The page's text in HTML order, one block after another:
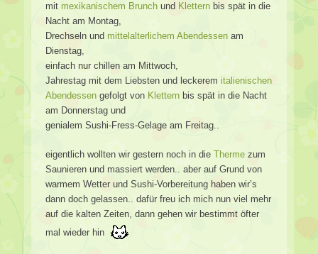
mit mexikanischem Brunch und Klettern bis spät in die
Nacht am Montag,
Drechseln und mittelalterlichem Abendessen am
Dienstag,
einfach nur chillen am Mittwoch,
Jahrestag mit dem Liebsten und leckerem italienischen
Abendessen gefolgt von Klettern bis spät in die Nacht
am Donnerstag und
genialem Sushi-Fress-Gelage am Freitag..
eigentlich wollten wir gestern noch in die Therme zum
Saunieren und massiert werden.. aber auf Grund von
warmem Wetter und Sushi-Vorbereitung haben wir’s
dann doch gelassen.. dafür freu ich mich nun viel mehr
auf die kalten Zeiten, dann gehen wir bestimmt öfter
mal wieder hin